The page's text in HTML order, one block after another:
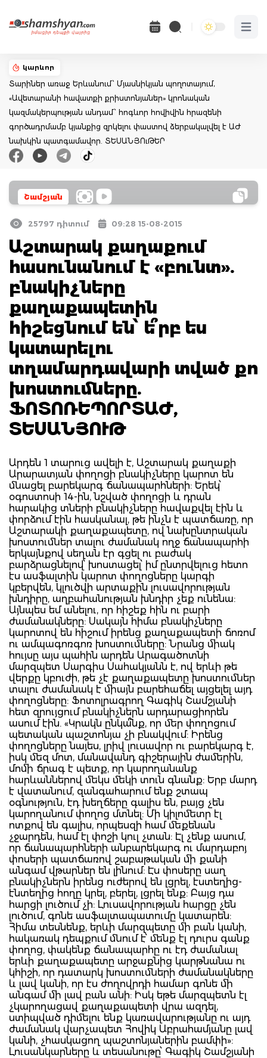
Open
կարևոր
Տարիներ առաջ Երևանում՝ Մյասնիկյան պողոտայում,
«Ավետարանի հավատքի քրիստոնյաներ» կրոնական
կազմակերպության անդամ՝ հոգևոր հովիվին հրազենի
գործադրմամբ կյանքից զրկելու փաստով ձերբակալվել է ԱԺ
նախկին պատգամավոր. ՏԵՍԱՆՅՈւԹԵՐ
Շամշյան
25797 դիտում 09:28 15-08-2015
Աշտարակ քաղաքում
հասունանում է «բունտ».
բնակիչները
քաղաքապետին
հիշեցնում են՝ ե՞րբ ես
կատարելու
տղամարդավարի տված քո
խոստումները.
ՖՈՏՈՌԵՊՈՐՏԱԺ,
ՏԵՍԱՆՅՈՒԹ
Արդեն 1 տարուց ավելի է, Աշտարակ քաղաքի
Արարատյան փողոցի բնակիչները կարոտ են
մնացել բարեկարգ ճանապարհների: Երեկ՝
օգոստոսի 14-ին, նշված փողոցի և դրան
հարակից տների բնակիչները հավաքվել էին և
փորձում էին հասկանալ, թե ինչն է պատճառը, որ
Աշտարակի քաղաքապետը, ով նախընտրական
խոստումներ տալու ժամանակ ողջ ճանապարհի
երկայնքով սեղան էր գցել ու բաժակ
բարձրացնելով՝ խոստացել՝ իմ ընտրվելուց հետո
էս ասֆալտին կարոտ փողոցները կարգի
կբերվեն, կլուծվի արտաքին լուսավորության
խնդիրը, աղբահանության խնդիր չեք ունենա:
Այնպես եմ անելու, որ հիշեք հին ու բարի
ժամանակները: Սակայն հիմա բնակիչները
կարոտով են հիշում իրենց քաղաքապետի ճոռոմ
ու ամպագոռգոռ խոստումները: Նրանց միակ
հույսը այս պահին արդեն Արագածոտնի
մարզպետ Սարգիս Սահակյանն է, ով երևի թե
վերքը կբուժի, թե չէ քաղաքապետը խոստումներ
տալու ժամանակ է միայն բարեհաճել այցելել այդ
փողոցները: Ֆոտոլրագրող Գագիկ Շամշյանի
հետ զրույցում բնակիչներն արդարացիորեն
ասում էին. «Կրակն ընկա՞նք, որ մեր փողոցում
պետական պաշտոնյա չի բնակվում: Իրենց
փողոցները նայես, լրիվ լուսավոր ու բարեկարգ է,
իսկ մեզ մոտ, մանավանդ գիշերային ժամերին,
մոմի ճրագ է պետք, որ կարողանանք
հարևաններով մեկս մեկի տուն գնանք: Երբ մարդ
է վատանում, զանգահարում ենք շտապ
օգնություն, էդ խեղճերը գալիս են, բայց չեն
կարողանում փողոց մտնել: Մի կիլոմետր էլ
ոտքով են գալիս, որպեսզի համ մեքենան
չջարդեն, համ էլ փոշի կուլ չտան: Էլ չենք ասում,
որ ճանապարհների անբարեկարգ ու մարդաբոյ
փոսերի պատճառով շաբաթական մի քանի
անգամ վթարներ են լինում: Էս փոսերը սաղ
բնակիչներն իրենց ուժերով են լցրել, էստեղից-
էնտեղից հողը կրել, բերել, լցրել ենք: Բայց դա
հարցի լուծում չի: Լուսավորության հարցը չեն
լուծում, գոնե ասֆալտապատումը կատարեն:
Հիմա տեսնենք, երևի մարզպետը մի բան կանի,
հակառակ դեպքում մնում է՝ մենք էլ դուրս գանք
փողոց, փակենք ճանապարհը ու էդ ժամանալ
երևի քաղաքապետը արջաքնից կարթնանա ու
կհիշի, որ դատարկ խոստումների ժամանակները
և լավ կանի, որ էս ժողովրդի համար գոնե մի
անգամ մի լավ բան անի: Իսկ եթե մարզպետն էլ
չկարողացավ քաղաքապետի վրա ազդել,
ստիպված դիմելու ենք կառավարությանը ու այդ
ժամանակ վարչապետ Հովիկ Աբրահամյանը լավ
կանի, չհասկացող պաշտոնյաներին բամփի»:
Լուսանկարները և տեսանութը՝ Գագիկ Շամշյանի